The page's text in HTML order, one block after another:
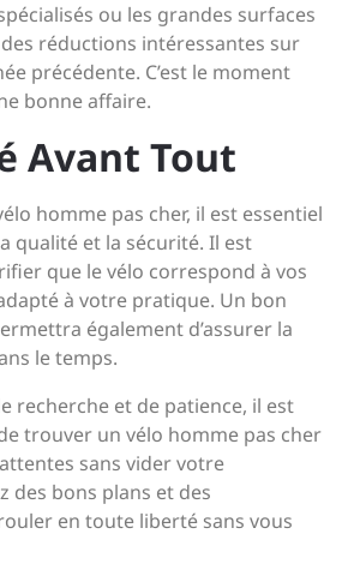
ou les grandes surfaces
réductions intéressantes sur
précédente. C’est le moment
bonne affaire.
Avant Tout
homme pas cher, il est essentiel
qualité et la sécurité. Il est
que le vélo correspond à vos
à votre pratique. Un bon
également d’assurer la
le temps.
recherche et de patience, il est
trouver un vélo homme pas cher
sans vider votre
des bons plans et des
en toute liberté sans vous